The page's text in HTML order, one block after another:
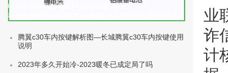
业
诈
计
电动车电池的种类及标准(电动车 电池
种类)
腾翼c30车内按键解析图—长城腾翼c30车内按键使用
说明
2023年多久开始冷-2023暖冬已成定局了吗